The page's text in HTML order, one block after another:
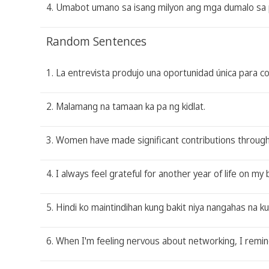
4. Umabot umano sa isang milyon ang mga dumalo
Random Sentences
1. La entrevista produjo una oportunidad única para
2. Malamang na tamaan ka pa ng kidlat.
3. Women have made significant contributions
4. I always feel grateful for another year of life on my
5. Hindi ko maintindihan kung bakit niya nangahas na
6. When I'm feeling nervous about networking, I